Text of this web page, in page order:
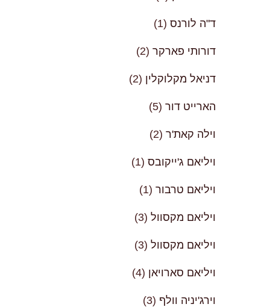
ד"ה לורנס (1)
דורותי פארקר (2)
דניאל מקלוקלין (2)
הארייט דור (5)
וילה קאת'ר (2)
ויליאם ג'ייקובס (1)
ויליאם טרבור (1)
ויליאם מקסוול (3)
ויליאם מקסוול (3)
ויליאם סארויאן (4)
וירג'יניה וולף (3)